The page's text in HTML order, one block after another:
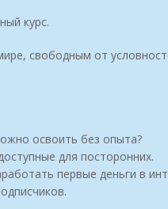
курс.
свободным от
освоить без опыта?
для посторонних.
первые деньги в